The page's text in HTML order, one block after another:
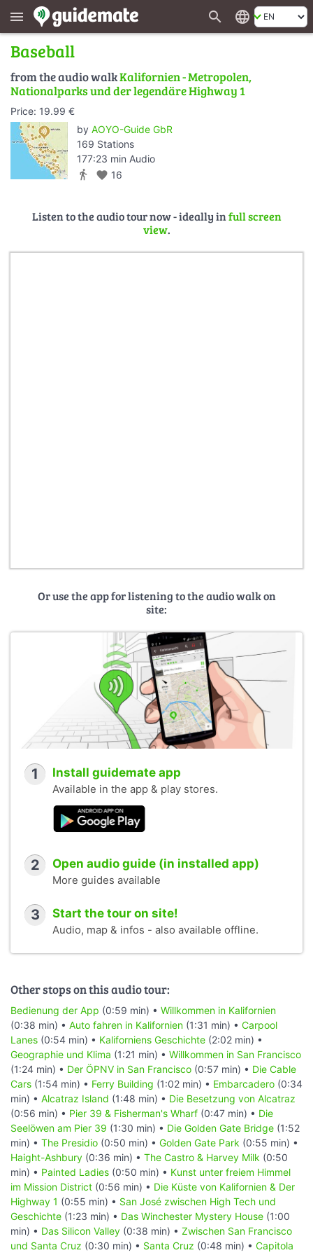
menu search language
Baseball
from the audio walkKalifornien - Metropolen,
Nationalparks und der legendäre Highway 1
Price: 19.99 €
by AOYO-Guide GbR
169 Stations
177:23 min Audio
directions_walk favorite 16
Listen to the audio tour now - ideally infull screen
view.
Or use the app for listening to the audio walk on
site:
1 Install guidemate app
Available in the app & play stores.
2 Open audio guide (in installed app)
More guides available
3 Start the tour on site!
Audio, map & infos - also available offline.
Other stops on this audio tour:
Bedienung der App (0:59 min) • Willkommen in Kalifornien
(0:38 min) • Auto fahren in Kalifornien (1:31 min) • Carpool
Lanes (0:54 min) • Kaliforniens Geschichte (2:02 min) •
Geographie und Klima (1:21 min) • Willkommen in San Francisco
(1:24 min) • Der ÖPNV in San Francisco (0:57 min) • Die Cable
Cars (1:54 min) • Ferry Building (1:02 min) • Embarcadero (0:34
min) • Alcatraz Island (1:48 min) • Die Besetzung von Alcatraz
(0:56 min) • Pier 39 & Fisherman's Wharf (0:47 min) • Die
Seelöwen am Pier 39 (1:30 min) • Die Golden Gate Bridge (1:52
min) • The Presidio (0:50 min) • Golden Gate Park (0:55 min) •
Haight-Ashbury (0:36 min) • The Castro & Harvey Milk (0:50
min) • Painted Ladies (0:50 min) • Kunst unter freiem Himmel
im Mission District (0:56 min) • Die Küste von Kalifornien & Der
Highway 1 (0:55 min) • San José zwischen High Tech und
Geschichte (1:23 min) • Das Winchester Mystery House (1:00
min) • Das Silicon Valley (0:38 min) • Zwischen San Francisco
und Santa Cruz (0:30 min) • Santa Cruz (0:48 min) • Capitola